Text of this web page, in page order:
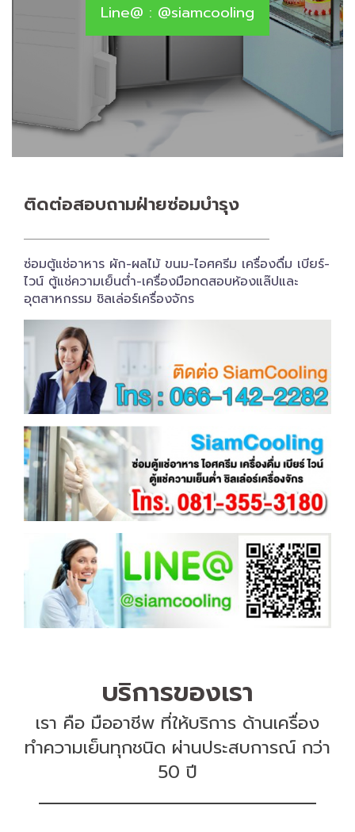
Line@ : @siamcooling
ติดต่อสอบถาม​ฝ่ายซ่อมบำรุง
ซ่อมตู้แช่อาหาร ผัก-ผลไม้ ขนม-ไอศครีม เครื่องดื่ม เบียร์-
ไวน์ ตู้แช่ความเย็นต่ำ-เครื่องมือทดสอบห้องแล๊ปและ
อุตสาหกรรม ชิลเล่อร์เครื่อง​จักร
บริการของเรา
เรา คือ มืออาชีพ ที่ให้บริการ ด้านเครื่อง
ทำความเย็นทุกชนิด ผ่านประสบการณ์ กว่า
50 ปี